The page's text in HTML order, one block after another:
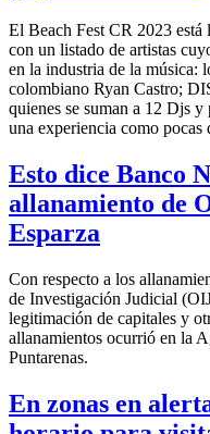
El Beach Fest CR 2023 está
con un listado de artistas
en la industria de la música:
colombiano Ryan Castro;
quienes se suman a 12 Djs y
una experiencia como
Esto dice Banco
allanamiento de
Esparza
Con respecto a los
de Investigación Judicial
legitimación de capitales y
allanamientos ocurrió en la
Puntarenas.
En zonas en